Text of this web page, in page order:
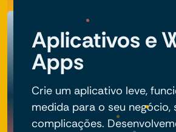
Aplicativos e
Apps
Crie um aplicativo leve,
medida para o seu negócio,
complicações.